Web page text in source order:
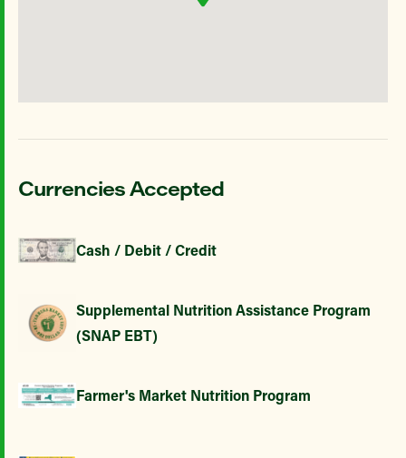
Currencies Accepted
Cash / Debit / Credit
Supplemental Nutrition Assistance Program
(SNAP EBT)
Farmer's Market Nutrition Program